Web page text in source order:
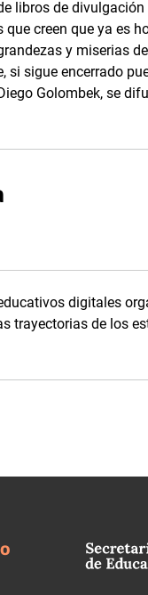
libros de
creen que ya es
y miserias
si sigue encerrado
Golombek, se
digitales
trayectorias de los